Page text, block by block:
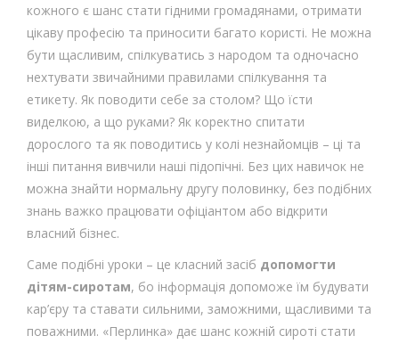
кожного є шанс стати гідними громадянами, отримати
цікаву професію та приносити багато користі. Не можна
бути щасливим, спілкуватись з народом та одночасно
нехтувати звичайними правилами спілкування та
етикету. Як поводити себе за столом? Що їсти
виделкою, а що руками? Як коректно спитати
дорослого та як поводитись у колі незнайомців – ці та
інші питання вивчили наші підопічні. Без цих навичок не
можна знайти нормальну другу половинку, без подібних
знань важко працювати офіціантом або відкрити
власний бізнес.
Саме подібні уроки – це класний засіб допомогти
дітям-сиротам, бо інформація допоможе їм будувати
кар’єру та ставати сильними, заможними, щасливими та
поважними. «Перлинка» дає шанс кожній сироті стати